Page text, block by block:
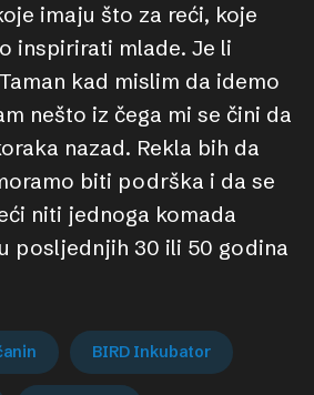
imaju što za reći, koje
inspirirati mlade. Je li
kad mislim da idemo
nešto iz čega mi se čini da
nazad. Rekla bih da
biti podrška i da se
niti jednoga komada
posljednjih 30 ili 50 godina
BIRD Inkubator